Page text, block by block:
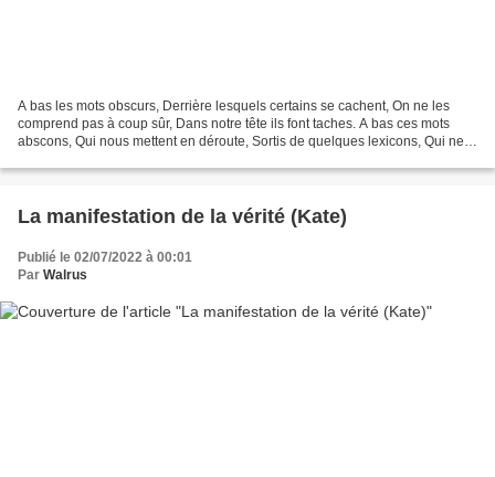
A bas les mots obscurs, Derrière lesquels certains se cachent, On ne les
comprend pas à coup sûr, Dans notre tête ils font taches. A bas ces mots
abscons, Qui nous mettent en déroute, Sortis de quelques lexicons, Qui ne
La manifestation de la vérité (Kate)
Publié le 02/07/2022 à 00:01
Par Walrus